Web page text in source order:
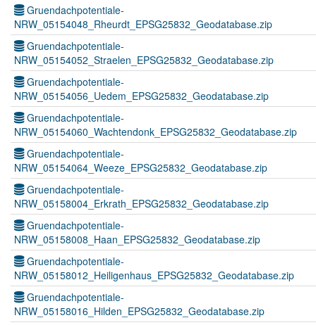
Gruendachpotentiale-
NRW_05154048_Rheurdt_EPSG25832_Geodatabase.zip
Gruendachpotentiale-
NRW_05154052_Straelen_EPSG25832_Geodatabase.zip
Gruendachpotentiale-
NRW_05154056_Uedem_EPSG25832_Geodatabase.zip
Gruendachpotentiale-
NRW_05154060_Wachtendonk_EPSG25832_Geodatabase.zip
Gruendachpotentiale-
NRW_05154064_Weeze_EPSG25832_Geodatabase.zip
Gruendachpotentiale-
NRW_05158004_Erkrath_EPSG25832_Geodatabase.zip
Gruendachpotentiale-
NRW_05158008_Haan_EPSG25832_Geodatabase.zip
Gruendachpotentiale-
NRW_05158012_Heiligenhaus_EPSG25832_Geodatabase.zip
Gruendachpotentiale-
NRW_05158016_Hilden_EPSG25832_Geodatabase.zip